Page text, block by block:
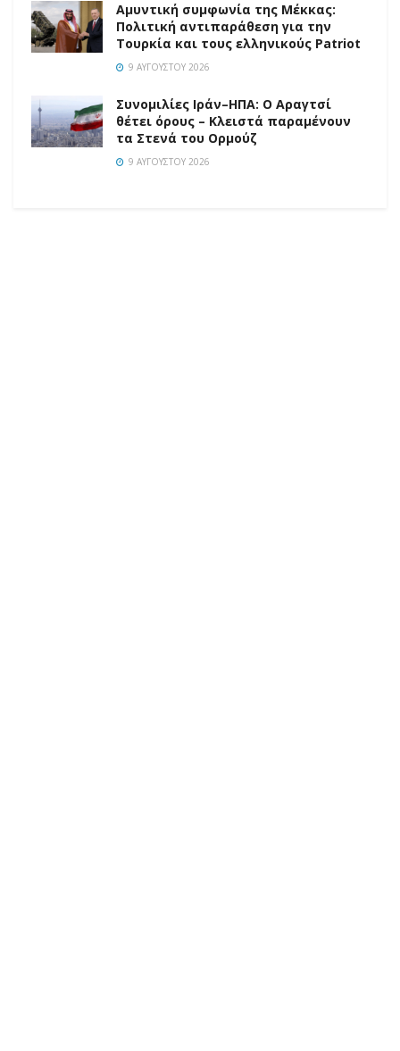
Αμυντική συμφωνία της Μέκκας:
Πολιτική αντιπαράθεση για την
Τουρκία και τους ελληνικούς Patriot
9 ΑΥΓΟΎΣΤΟΥ 2026
Συνομιλίες Ιράν–ΗΠΑ: Ο Αραγτσί
θέτει όρους – Κλειστά παραμένουν
τα Στενά του Ορμούζ
9 ΑΥΓΟΎΣΤΟΥ 2026